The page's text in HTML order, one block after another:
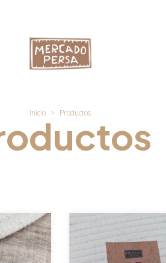
✿
Inicio > Productos